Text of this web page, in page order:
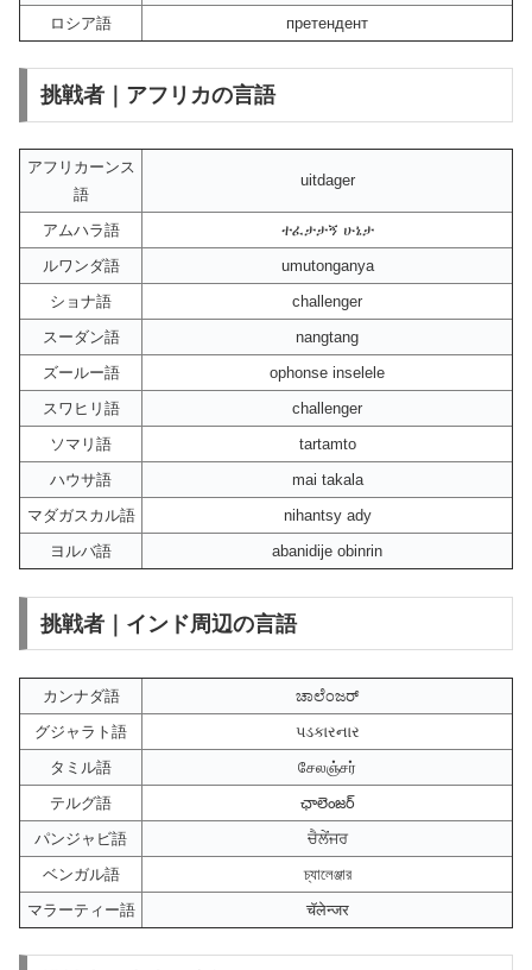
ロシア語
претендент
挑戦者｜アフリカの言語
アフリカーンス
語
uitdager
アムハラ語
ተፈታታኝ ሁኔታ
ルワンダ語
umutonganya
ショナ語
challenger
スーダン語
nangtang
ズールー語
ophonse inselele
スワヒリ語
challenger
ソマリ語
tartamto
ハウサ語
mai takala
マダガスカル語
nihantsy ady
ヨルバ語
abanidije obinrin
挑戦者｜インド周辺の言語
カンナダ語
ಚಾಲೆಂಜರ್
グジャラト語
પડકારનાર
タミル語
சேலஞ்சர்
テルグ語
ఛాలెంజర్
パンジャビ語
ਚੈਲੇਂਜਰ
ベンガル語
চ্যালেঞ্জার
マラーティー語
चॅलेन्जर